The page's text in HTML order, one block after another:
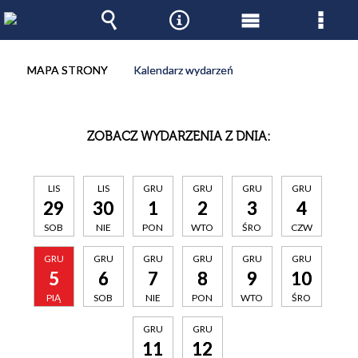
MAPA STRONY Kalendarz wydarzeń
ZOBACZ WYDARZENIA Z DNIA:
LIS
29
SOB
LIS
30
NIE
GRU
1
PON
GRU
2
WTO
GRU
3
ŚRO
GRU
4
CZW
GRU
5
PIĄ
GRU
6
SOB
GRU
7
NIE
GRU
8
PON
GRU
9
WTO
GRU
10
ŚRO
GRU
11
GRU
12
Wyszukiwarka
NarzędziaMenu